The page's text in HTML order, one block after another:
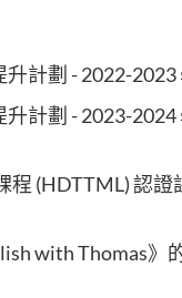
計劃 - 2022-
計劃 - 2023-
(HDTTML) 認證
with Thomas》